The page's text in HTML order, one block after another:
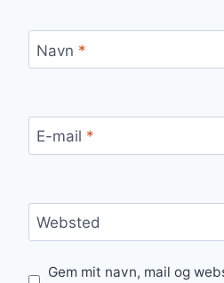
Navn *
E-mail *
Websted
Gem mit navn, mail og